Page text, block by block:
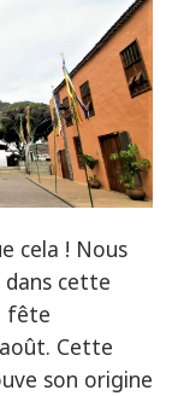
cela ! Nous
dans cette
fête
Cette
son origine